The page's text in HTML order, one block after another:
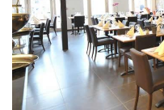
Phoenix